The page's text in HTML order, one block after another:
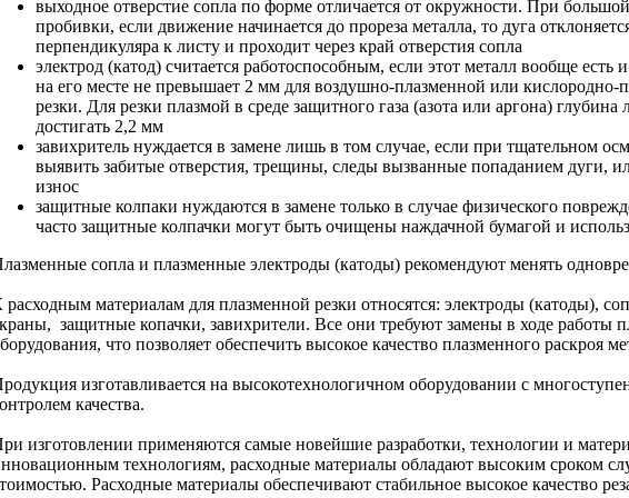
выходное отверстие сопла по форме отличается от окружности. При
пробивки, если движение начинается до прореза металла, то дуга
перпендикуляра к листу и проходит через край отверстия сопла
электрод (катод) считается работоспособным, если этот металл вообще есть
на его месте не превышает 2 мм для воздушно-плазменной или кислородно-
резки. Для резки плазмой в среде защитного газа (азота или аргона)
достигать 2,2 мм
завихритель нуждается в замене лишь в том случае, если при тщательном
выявить забитые отверстия, трещины, следы вызванные попаданием дуги,
износ
защитные колпаки нуждаются в замене только в случае физического
часто защитные колпачки могут быть очищены наждачной бумагой и
сопла и плазменные электроды (катоды) рекомендуют менять
расходным материалам для плазменной резки относятся: электроды (катоды),
защитные копачки, завихрители. Все они требуют замены в ходе работы
что позволяет обеспечить высокое качество плазменного раскроя
изготавливается на высокотехнологичном оборудовании с
качества.
изготовлении применяются самые новейшие разработки, технологии и
технологиям, расходные материалы обладают высоким сроком
Расходные материалы обеспечивают стабильное высокое качество